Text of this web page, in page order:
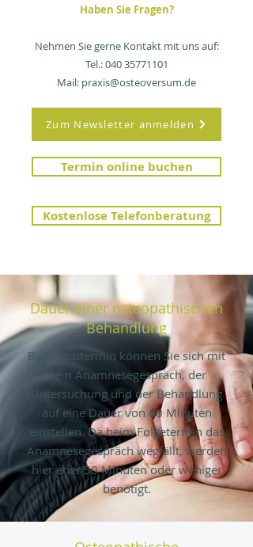
zwischen den Terminen. Später können
wöchigem Abstand sein.
Außerdem bitten wir unsere Patienten
um eine Rückmeldung, um einschätzen
zu können, ob der Folgetermin
vorgezogen werden sollte, oder eine
weitere Behandlung erstmal unnötig ist.
Haben Sie Fragen?
Nehmen Sie gerne Kontakt mit uns auf:
Tel.:040 35771101
Mail: praxis@osteoversum.de
Zum Newsletter anmelden
Termin online buchen
Kostenlose Telefonberatung
Dauer einer osteopathischen
Behandlung
Beim Ersttermin können Sie sich mit
dem Anamnesegespräch, der
Untersuchung und der Behandlung
auf eine Dauer von 60 Minuten
einstellen. Da beim Folgetermin das
Anamnesegespräch wegfällt, werden
hier eher 50 Minuten oder weniger
benötigt.